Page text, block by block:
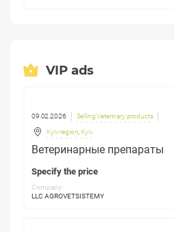
VIP ads
09.02.2026 Selling Veterinary products
Kyiv region Kyiv
Ветеринарные препараты
Specify the price
Company:
LLC AGROVETSISTEMY